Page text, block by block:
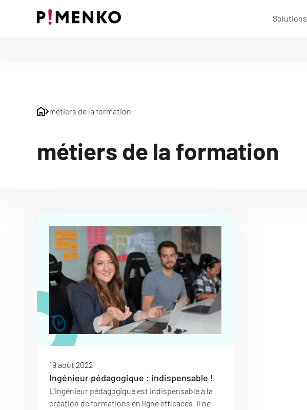
Solutions
métiers de la formation
métiers de la formation
19 août 2022
Ingénieur pédagogique : indispensable !
L'ingénieur pédagogique est indispensable à la
création de formations en ligne efficaces. Il ne